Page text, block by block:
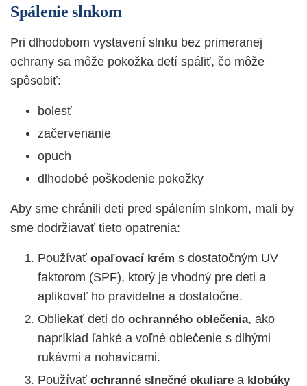
Spálenie slnkom
Pri dlhodobom vystavení slnku bez primeranej
ochrany sa môže pokožka detí spáliť, čo môže
spôsobiť:
bolesť
začervenanie
opuch
dlhodobé poškodenie pokožky
Aby sme chránili deti pred spálením slnkom, mali by
sme dodržiavať tieto opatrenia:
Používať opaľovací krém s dostatočným UV
faktorom (SPF), ktorý je vhodný pre deti a
aplikovať ho pravidelne a dostatočne.
Obliekať deti do ochranného oblečenia, ako
napríklad ľahké a voľné oblečenie s dlhými
rukávmi a nohavicami.
Používať ochranné slnečné okuliare a klobúky